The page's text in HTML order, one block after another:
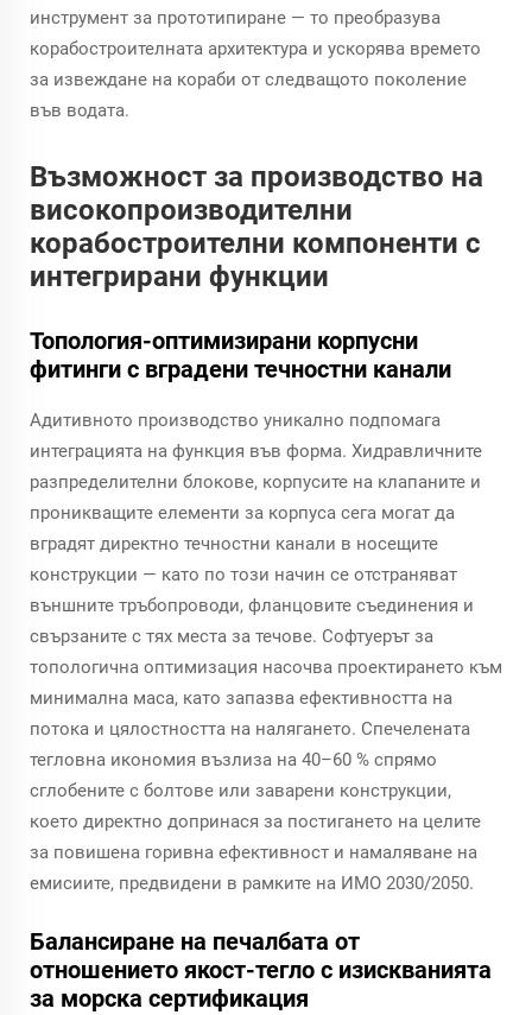
инструмент за прототипиране — то преобразува
корабостроителната архитектура и ускорява времето
за извеждане на кораби от следващото поколение
във водата.
Възможност за производство на
високопроизводителни
корабостроителни компоненти с
интегрирани функции
Топология-оптимизирани корпусни
фитинги с вградени течностни канали
Адитивното производство уникално подпомага
интеграцията на функция във форма. Хидравличните
разпределителни блокове, корпусите на клапаните и
проникващите елементи за корпуса сега могат да
вградят директно течностни канали в носещите
конструкции — като по този начин се отстраняват
външните тръбопроводи, фланцовите съединения и
свързаните с тях места за течове. Софтуерът за
топологична оптимизация насочва проектирането към
минимална маса, като запазва ефективността на
потока и цялостността на налягането. Спечелената
тегловна икономия възлиза на 40–60 % спрямо
сглобените с болтове или заварени конструкции,
което директно допринася за постигането на целите
за повишена горивна ефективност и намаляване на
емисиите, предвидени в рамките на ИМО 2030/2050.
Балансиране на печалбата от
отношението якост-тегло с изискванията
за морска сертификация